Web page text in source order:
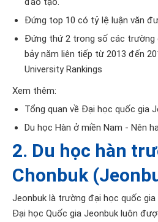
Đứng top 10 có tỷ lệ luận văn
Đứng thứ 2 trong số các trường
bảy năm liên tiếp từ 2013 đến
University Rankings
Xem thêm:
Tổng quan về Đại học quốc gia
Du học Hàn ở miền Nam - Nên
2. Du học hàn
Chonbuk
Jeonbuk là trường đại học quốc gia
Đại học Quốc gia Jeonbuk luôn